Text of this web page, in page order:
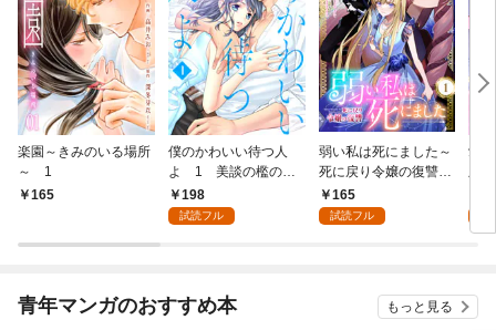
楽園～きみのいる場所
～ 1
165
僕のかわいい待つ人
よ 1 美談の檻のな
か198
試読フル
弱い私は死にました～
死に戻り令嬢の復讐
～ 1
165
試読フル
愛
版
青年マンガのおすすめ本 もっと見る